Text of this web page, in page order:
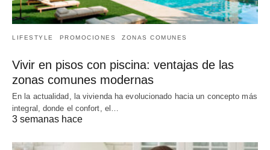
LIFESTYLE PROMOCIONES ZONAS COMUNES
Vivir en pisos con piscina: ventajas de las
zonas comunes modernas
En la actualidad, la vivienda ha evolucionado hacia un concepto más
integral, donde el confort, el…
3 semanas hace